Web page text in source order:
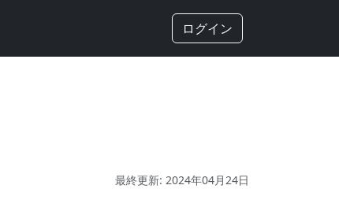
ログイン
最終更新: 2024年04月24日